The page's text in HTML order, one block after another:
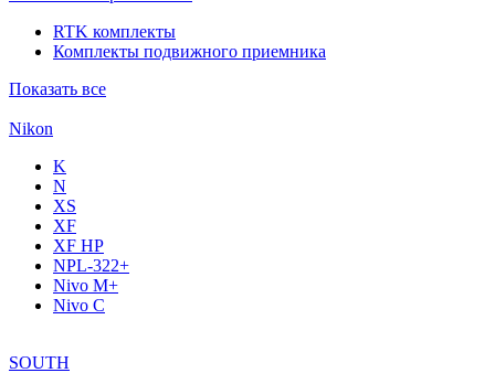
RTK комплекты
Комплекты подвижного приемника
Показать все
Nikon
K
N
XS
XF
XF НР
NPL-322+
Nivo M+
Nivo C
SOUTH